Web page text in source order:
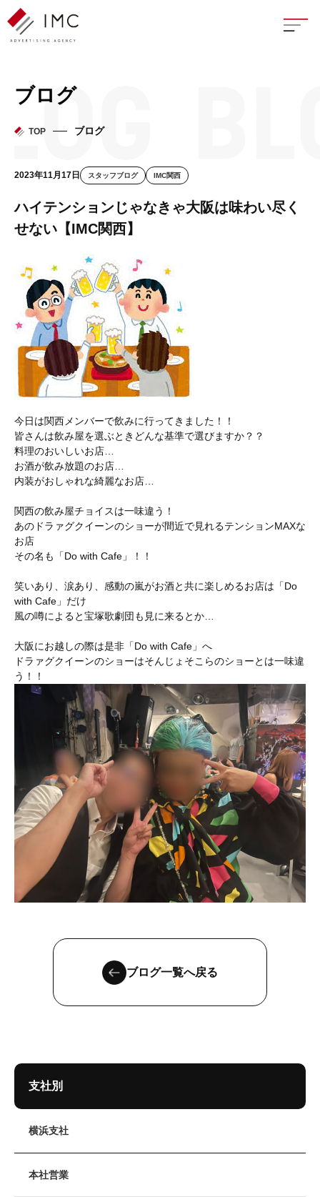
座談
ブログ
TOP ブログ
2023年11月17日 スタッフブログ IMC関西
ハイテンションじゃなきゃ大阪は味わい尽く
せない【IMC関西】
今日は関西メンバーで飲みに行ってきました！！
皆さんは飲み屋を選ぶときどんな基準で選びますか？？
料理のおいしいお店…
お酒が飲み放題のお店…
内装がおしゃれな綺麗なお店…
関西の飲み屋チョイスは一味違う！
あのドラァグクイーンのショーが間近で見れるテンションMAXな
お店
その名も「Do with Cafe」！！
笑いあり、涙あり、感動の嵐がお酒と共に楽しめるお店は「Do
with Cafe」だけ
風の噂によると宝塚歌劇団も見に来るとか…
大阪にお越しの際は是非「Do with Cafe」へ
ドラァグクイーンのショーはそんじょそこらのショーとは一味違
う！！
ブログ一覧へ戻る
支社別
横浜支社
本社営業